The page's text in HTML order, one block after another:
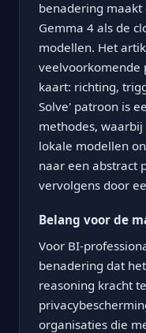
benadering maakt
Gemma 4 als de
modellen. Het
veelvoorkomende
kaart: richting,
Solve' patroon is
methodes,
lokale modellen
naar een abstract
vervolgens door
Belang voor de
Voor BI-
benadering dat
reasoning kracht
organisaties die